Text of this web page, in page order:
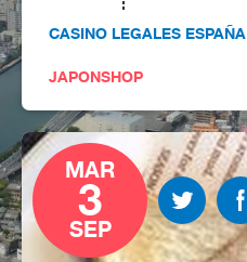
CASINO LEGALES ESPAÑA
JAPONSHOP
MAR
3
SEP